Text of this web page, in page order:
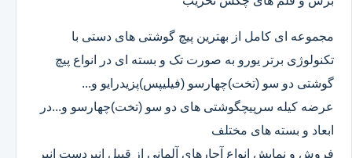
مجموعه ای کامل از بهترین پیچ گوشتی های دستی با
تکنولوژی برتر یورو به صورت تک و بسته ای در انواع پیچ
گوشتی دو سو (تخت)چهارسو (فیلیپس)پزیدرایو و...
عرضه کیله سرپیچگوشتی های دو سو (تخت)چهارسو و...در
ابعاد و بسته های مختلف
فروش و نمایش انواع آچارهای آلمانی از قبیل انبردست انبر